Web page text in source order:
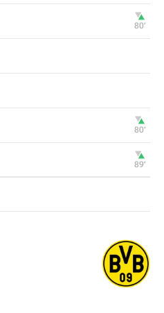
80‎’‎
80‎’‎
89‎’‎